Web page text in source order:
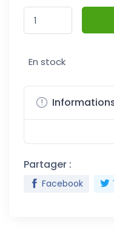
En stock
Partager :
Facebook